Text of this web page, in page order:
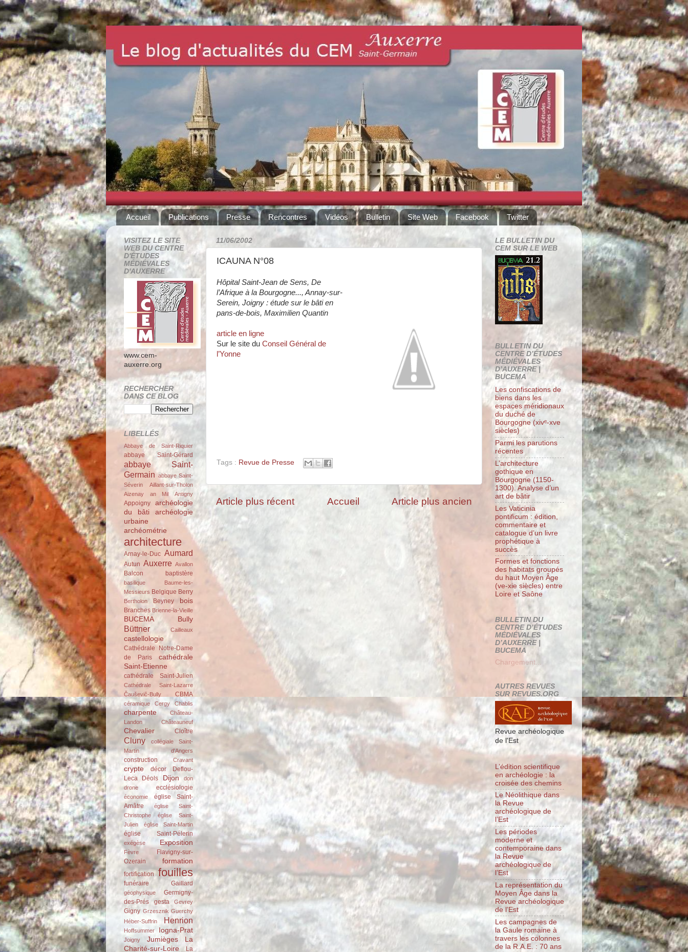
Accueil Publications Presse Rencontres Vidéos Bulletin Site Web Facebook Twitter
11/06/2002
ICAUNA N°08
Hôpital Saint-Jean de Sens, De
l’Afrique à la Bourgogne..., Annay-sur-
Serein, Joigny : étude sur le bâti en
pans-de-bois, Maximilien Quantin
article en ligne
Sur le site du Conseil Général de
l’Yonne
Tags : Revue de Presse
Article plus récent Article plus ancien
Accueil
VISITEZ LE SITE
WEB DU CENTRE
D'ÉTUDES
MÉDIÉVALES
D'AUXERRE
www.cem-
auxerre.org
RECHERCHER
DANS CE BLOG
LIBELLÉS
Abbaye de Saint-Riquier
abbaye Saint-Gérard
abbaye Saint-
Germain abbaye Saint-
Séverin
Aillant-sur-Tholon
Aizenay
an Mil Antigny
Appoigny
archéologie
du bâti
archéologie
urbaine
archéométrie
architecture
Arnay-le-Duc Aumard
Autun Auxerre Avallon
Balcon baptistère
basilique
Baume-les-
Messieurs Belgique Berry
Bertholon Beyney bois
Branches Brienne-la-Vieille
BUCEMA Bully
Büttner Cailleaux
castellologie
Cathédrale Notre-Dame
de Paris
cathédrale
Saint-Etienne
cathédrale Saint-Julien
Cathédrale Saint-Lazarre
Čauševič-Bully
CBMA
céramique Cergy Chablis
charpente
Château-
Landon
Châteauneuf
Chevalier Cloître
Cluny
collégiale Saint-
Martin d'Angers
construction Cravant
crypte décor
Deflou-
Leca
Déols Dijon
don
drone
ecclésiologie
économie
église Saint-
Amâtre
église Saint-
Christophe
église Saint-
Julien
église Saint-Martin
église Saint-Pélerin
exégèse Exposition
Fèvre
Flavigny-sur-
Ozerain
formation
fortification fouilles
funéraire Gaillard
géophysique
Germigny-
des-Prés
gesta Gevrey
Gigny Grzesznik Guerchy
Héber-Suffrin
Henrion
Hoffsummer Iogna-Prat
Joigny Jumièges
La
Charité-sur-Loire
La
LE BULLETIN DU
CEM SUR LE WEB
BULLETIN DU
CENTRE D’ÉTUDES
MÉDIÉVALES
D’AUXERRE |
BUCEMA
Les confiscations de
biens dans les
espaces méridionaux
du duché de
Bourgogne (xivᵉ-xve
siècles)
Parmi les parutions
récentes
L’architecture
gothique en
Bourgogne (1150-
1300). Analyse d’un
art de bâtir
Les Vaticinia
pontificum : édition,
commentaire et
catalogue d’un livre
prophétique à
succès
Formes et fonctions
des habitats groupés
du haut Moyen Âge
(ve-xie siècles) entre
Loire et Saône
BULLETIN DU
CENTRE D’ÉTUDES
MÉDIÉVALES
D’AUXERRE |
BUCEMA
Chargement...
AUTRES REVUES
SUR REVUES.ORG
Revue archéologique
de l'Est
L’édition scientifique
en archéologie : la
croisée des chemins
Le Néolithique dans
la Revue
archéologique de
l’Est
Les périodes
moderne et
contemporaine dans
la Revue
archéologique de
l’Est
La représentation du
Moyen Âge dans la
Revue archéologique
de l’Est
Les campagnes de
la Gaule romaine à
travers les colonnes
de la R.A.E. : 70 ans